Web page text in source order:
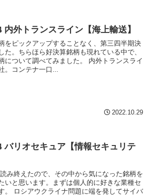
内外トランスライン【海上輸送】
をピックアップすることなく、第三四半期決
た。ちらほら好決算銘柄も現れている中で、
について調べてみました。 内外トランスライ
。コンテナ一口...
2022.10.29
バリオセキュア【情報セキュリテ
み終えたので、その中から気になった銘柄を
いと思います。まずは個人的に好きな業種セ
。 ロシアウクライナ問題に端を発してサイバ